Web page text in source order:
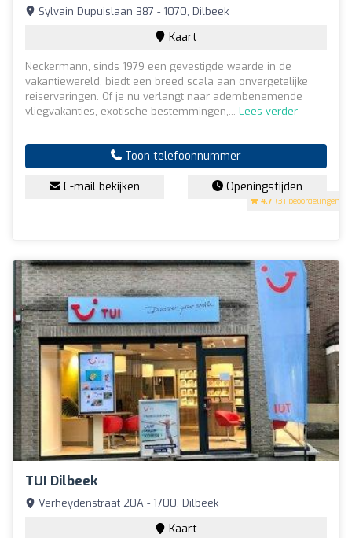
4.7 (31 beoordelingen)
Sylvain Dupuislaan 387 - 1070, Dilbeek
Kaart
Neckermann, sinds 1979 een gevestigde waarde in de
vakantiewereld, biedt een breed scala aan onvergetelijke
reiservaringen. Of je nu verlangt naar adembenemende
vliegvakanties, exotische bestemmingen,... Lees verder
Toon telefoonnummer
E-mail bekijken Openingstijden
TUI Dilbeek
Verheydenstraat 20A - 1700, Dilbeek
Kaart